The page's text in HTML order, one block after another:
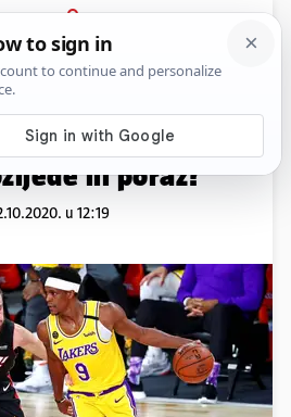
PRIJAVA
Sport Komentari
problemima:
ili poraz?
u 12:19